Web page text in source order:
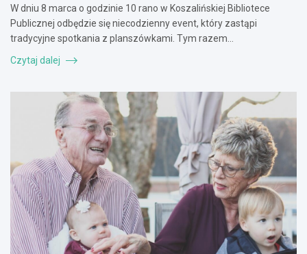
W dniu 8 marca o godzinie 10 rano w Koszalińskiej Bibliotece
Publicznej odbędzie się niecodzienny event, który zastąpi
tradycyjne spotkania z planszówkami. Tym razem…
Czytaj dalej